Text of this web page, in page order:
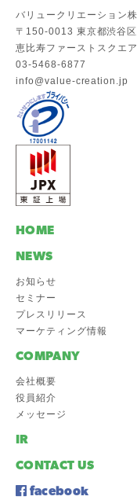
バリュークリエーション
〒150-0013 東京都渋谷
恵比寿ファーストスクエ
03-5468-6877
info@value-creation.jp
HOME
NEWS
お知らせ
セミナー
プレスリリース
マーケティング情報
COMPANY
会社概要
役員紹介
メッセージ
IR
CONTACT US
facebook